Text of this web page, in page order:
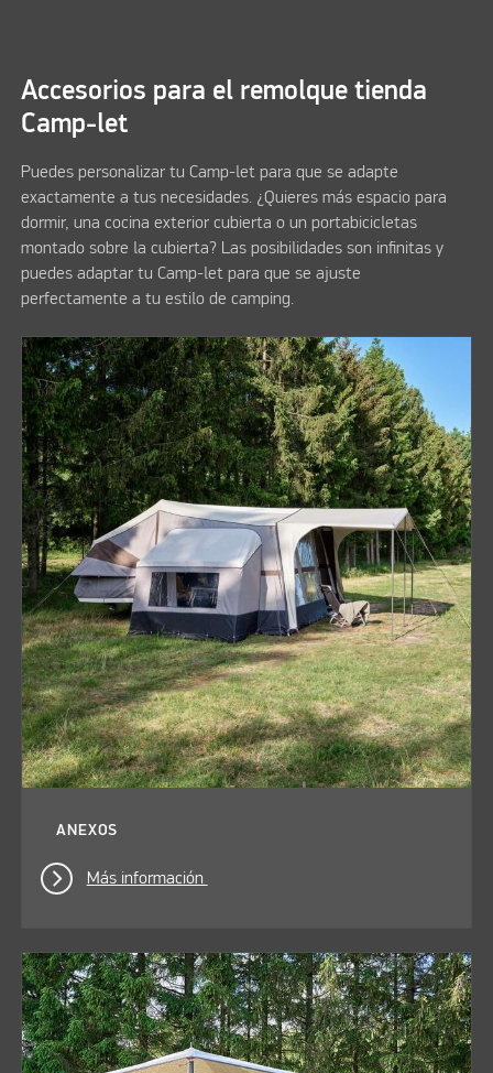
Accesorios para el remolque tienda
Camp-let
Puedes personalizar tu Camp-let para que se adapte
exactamente a tus necesidades. ¿Quieres más espacio para
dormir, una cocina exterior cubierta o un portabicicletas
montado sobre la cubierta? Las posibilidades son infinitas y
puedes adaptar tu Camp-let para que se ajuste
perfectamente a tu estilo de camping.
ANEXOS
Más información